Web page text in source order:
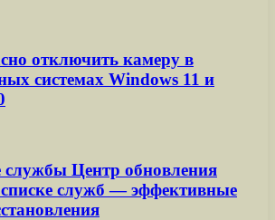
отключить камеру в
системах Windows 11 и
службы Центр обновления
служб — эффективные